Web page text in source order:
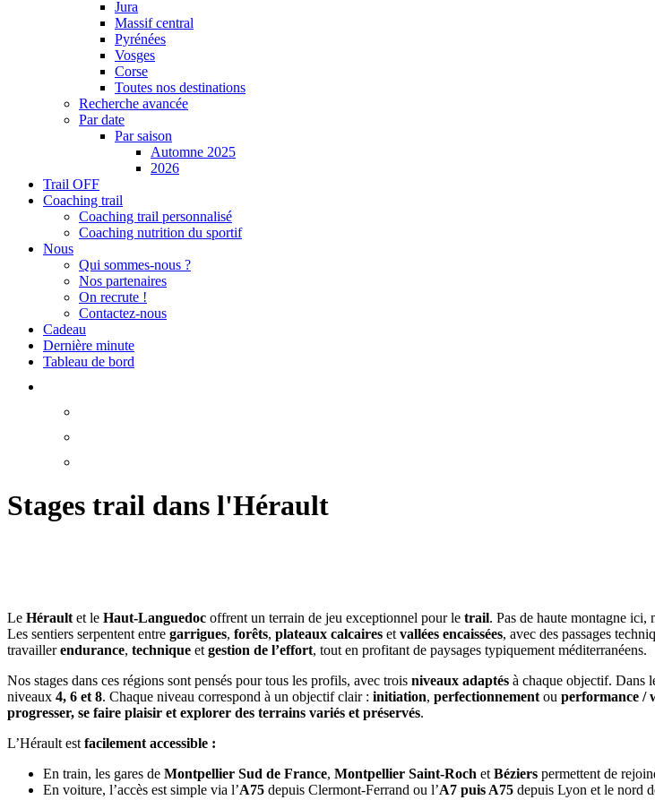
Jura
Massif central
Pyrénées
Vosges
Corse
Toutes nos destinations
Recherche avancée
Par date
Par saison
Automne 2025
2026
Trail OFF
Coaching trail
Coaching trail personnalisé
Coaching nutrition du sportif
Nous
Qui sommes-nous ?
Nos partenaires
On recrute !
Contactez-nous
Cadeau
Dernière minute
Tableau de bord
Stages trail dans l'Hérault
Le Hérault et le Haut-Languedoc offrent un terrain de jeu exceptionnel pour le trail. Pas de haute montagne ici,
Les sentiers serpentent entre garrigues, forêts, plateaux calcaires et vallées encaissées, avec des passages
travaillerendurance, technique et gestion de l’effort, tout en profitant de paysages typiquement méditerranéens.
Nos stages dans ces régions sont pensés pour tous les profils, avec trois niveaux adaptés à chaque objectif. Dans
niveaux 4, 6 et 8. Chaque niveau correspond à un objectif clair : initiation, perfectionnement ou performance /
progresser, se faire plaisir et explorer des terrains variés et préservés.
L’Hérault est facilement accessible :
En train, les gares de Montpellier Sud de France, Montpellier Saint-Roch et Béziers permettent de
En voiture, l’accès est simple via l’A75 depuis Clermont-Ferrand ou l’A7 puis A75 depuis Lyon et le nord